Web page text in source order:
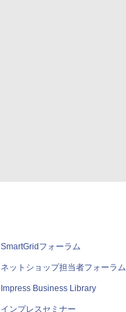
SmartGridフォーラム
ネットショップ担当者フォーラム
Impress Business Library
インプレスセミナー